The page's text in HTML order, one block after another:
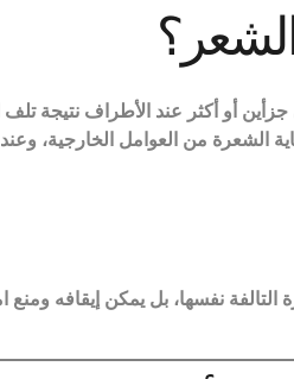
أو أكثر عند الأطراف نتيجة تلف
الشعرة من العوامل الخارجية،
نفسها، بل يمكن إيقافه ومنع